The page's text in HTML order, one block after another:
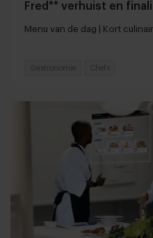
Fred** verhuist en
bekend
Menu van de dag | Kort
Gastronomie Chefs